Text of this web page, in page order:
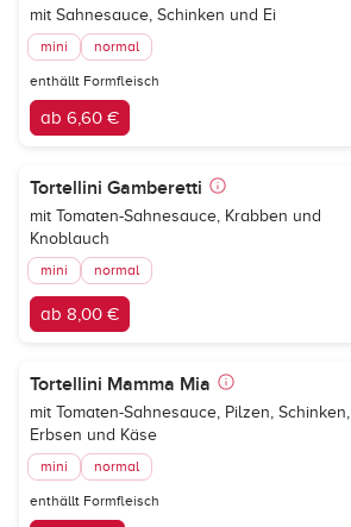
mit Sahnesauce, Schinken und Ei
mini normal
enthällt Formfleisch
ab 6,60 €
Tortellini Gamberetti
mit Tomaten-Sahnesauce, Krabben und
Knoblauch
mini normal
ab 8,00 €
Tortellini Mamma Mia
mit Tomaten-Sahnesauce, Pilzen, Schinken,
Erbsen und Käse
mini normal
enthällt Formfleisch